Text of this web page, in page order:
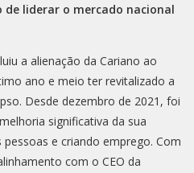
de liderar o mercado nacional
a alienação da Cariano ao
ano e meio ter revitalizado a
Desde dezembro de 2021, foi
significativa da sua
e criando emprego. Com
com o CEO da